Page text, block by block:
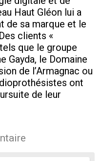
Haut Gléon lui a
de sa marque et le
clients «
que le groupe
Gayda, le Domaine
de l’Armagnac ou
ont
de leur